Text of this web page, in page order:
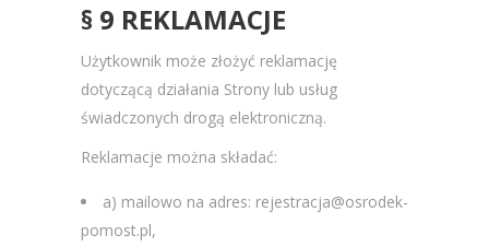
§ 9 REKLAMACJE
Użytkownik może złożyć reklamację
dotyczącą działania Strony lub usług
świadczonych drogą elektroniczną.
Reklamacje można składać:
a) mailowo na adres: rejestracja@osrodek-
pomost.pl,